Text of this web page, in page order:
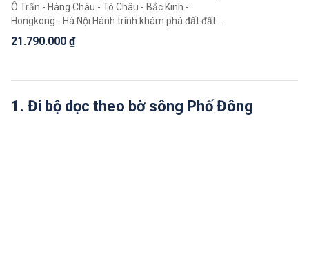
Ô Trấn - Hàng Châu - Tô Châu - Bắc Kinh -
Hongkong - Hà Nội Hành trình khám phá đất đất
nước Trung Hoa 8 ngày 7 đêm độc đáo giúp quý
khách có thể chiêm ngưỡng toàn cảnh đất nước
21.790.000 ₫
1. Đi bộ dọc theo bờ sông Phố Đông